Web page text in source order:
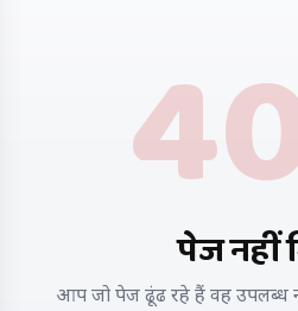
पेज नहीं
आप जो पेज ढूंढ रहे हैं वह उपलब्ध